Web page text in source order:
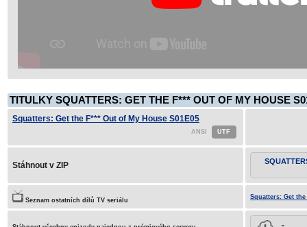
TITULKY SQUATTERS: GET THE F*** OUT OF MY HOUSE
Squatters: Get the F*** Out of My House S01E05
Stáhnout v ZIP
Seznam ostatních dílů TV seriálu Squatters: Get